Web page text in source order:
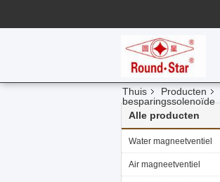
Thuis Producten
besparingssolenoïde
Alle producten
Water magneetventiel
Air magneetventiel